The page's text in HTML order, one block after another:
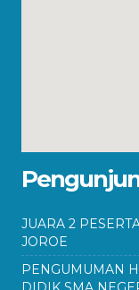
JUARA 2
JOROE
PENGUMUMAN